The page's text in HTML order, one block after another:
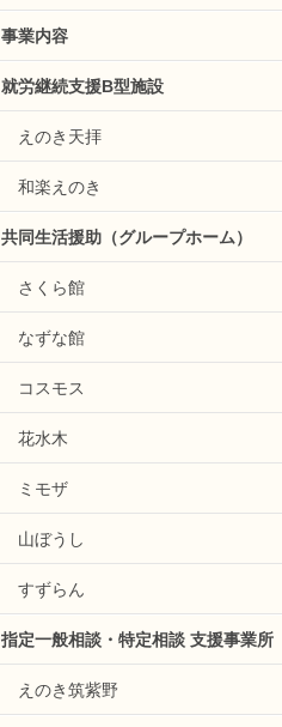
事業内容
就労継続支援B型施設
えのき天拝
和楽えのき
共同生活援助（グループホーム）
さくら館
なずな館
コスモス
花水木
ミモザ
山ぼうし
すずらん
指定一般相談・特定相談 支援事業所
えのき筑紫野